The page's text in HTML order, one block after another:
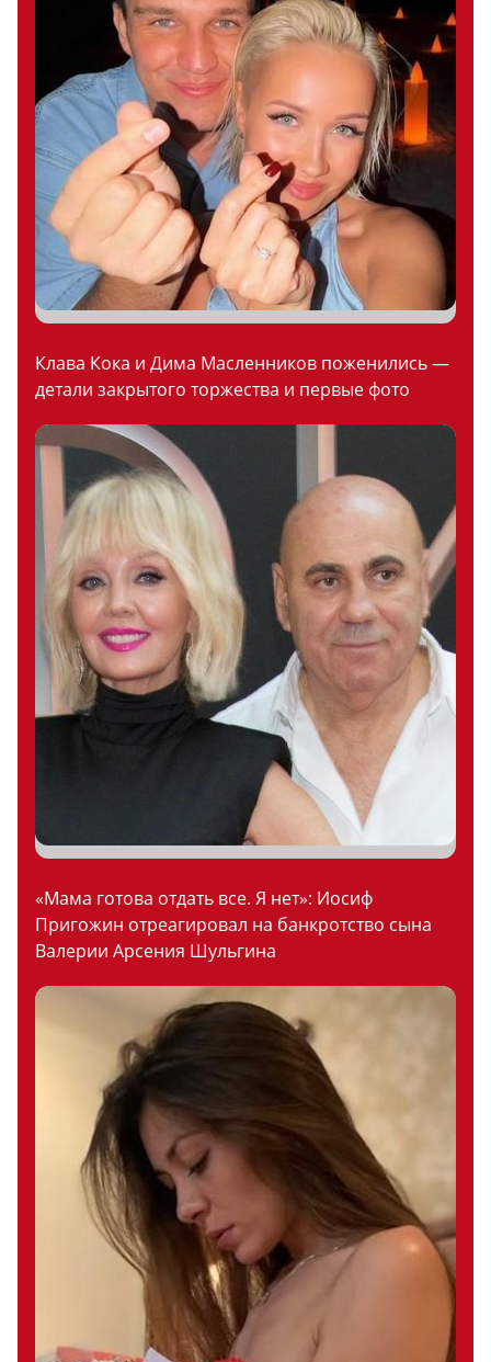
Клава Кока и Дима Масленников поженились —
детали закрытого торжества и первые фото
«Мама готова отдать все. Я нет»: Иосиф
Пригожин отреагировал на банкротство сына
Валерии Арсения Шульгина